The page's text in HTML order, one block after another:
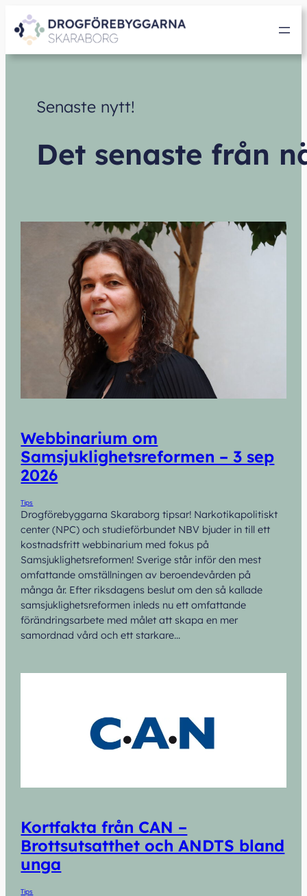
Hoppa
till
innehåll
Senaste nytt!
Det senaste från
Webbinarium om
Samsjuklighetsreformen – 3 sep
2026
Tips
Drogförebyggarna Skaraborg tipsar! Narkotikapolitiskt
center (NPC) och studieförbundet NBV bjuder in till ett
kostnadsfritt webbinarium med fokus på
Samsjuklighetsreformen! Sverige står inför den mest
omfattande omställningen av beroendevården på
många år. Efter riksdagens beslut om den så kallade
samsjuklighetsreformen inleds nu ett omfattande
förändringsarbete med målet att skapa en mer
samordnad vård och ett starkare…
Kortfakta från CAN –
Brottsutsatthet och ANDTS bland
unga
Tips